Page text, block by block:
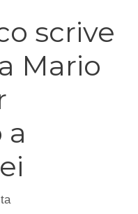
scrive
Mario